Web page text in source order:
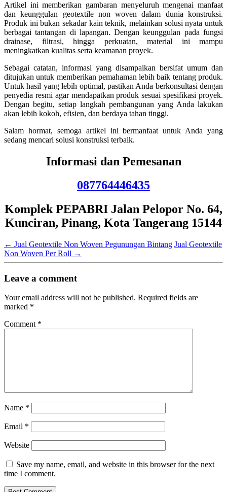
Artikel ini memberikan gambaran menyeluruh mengenai manfaat
dan keunggulan geotextile non woven dalam dunia konstruksi.
Produk ini bukan sekadar kain teknik, melainkan solusi nyata untuk
berbagai tantangan di lapangan. Dengan keunggulan pada fungsi
drainase, filtrasi, hingga perkuatan, material ini mampu
meningkatkan kualitas serta keamanan proyek.
Sebagai catatan, informasi yang disampaikan bersifat umum dan
ditujukan untuk memberikan pemahaman lebih baik tentang produk.
Untuk hasil yang lebih optimal, pastikan Anda berkonsultasi dengan
penyedia resmi agar mendapatkan produk sesuai spesifikasi proyek.
Dengan begitu, setiap langkah pembangunan yang Anda lakukan
akan lebih kokoh, efisien, dan berdaya tahan tinggi.
Salam hormat, semoga artikel ini bermanfaat untuk Anda yang
sedang mencari solusi konstruksi terbaik.
Informasi dan Pemesanan
087764446435
Komplek PEPABRI Jalan Pelopor No. 64,
Kunciran, Pinang, Kota Tangerang 15144
← Jual Geotextile Non Woven Pegunungan Bintang Jual Geotextile
Non Woven Per Roll →
Leave a comment
Your email address will not be published. Required fields are
marked *
Comment *
Name *
Email *
Website
Save my name, email, and website in this browser for the next
time I comment.